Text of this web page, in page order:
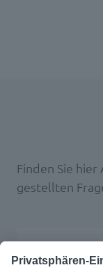
Finden Sie
gestellten
kann ich